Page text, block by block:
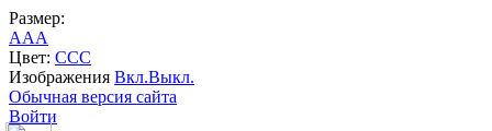
Размер:
AAA
Цвет: CCC
Изображения Вкл.Выкл.
Обычная версия сайта
Войти